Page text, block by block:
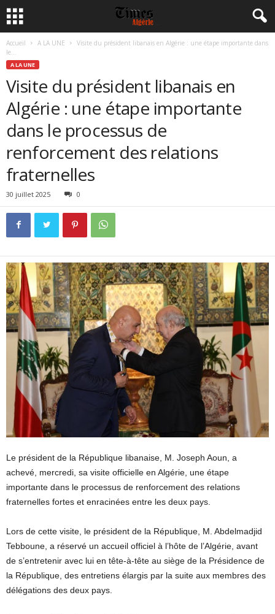
Accueil A LA UNE
Visite du président libanais en Algérie : une étape importante dans
le...
A LA UNE
Visite du président libanais en
Algérie : une étape importante
dans le processus de
renforcement des relations
fraternelles
30 juillet 2025 0
Le président de la République libanaise, M. Joseph Aoun, a
achevé, mercredi, sa visite officielle en Algérie, une étape
importante dans le processus de renforcement des relations
fraternelles fortes et enracinées entre les deux pays.
Lors de cette visite, le président de la République, M. Abdelmadjid
Tebboune, a réservé un accueil officiel à l’hôte de l’Algérie, avant
de s’entretenir avec lui en tête-à-tête au siège de la Présidence de
la République, des entretiens élargis par la suite aux membres des
délégations des deux pays.